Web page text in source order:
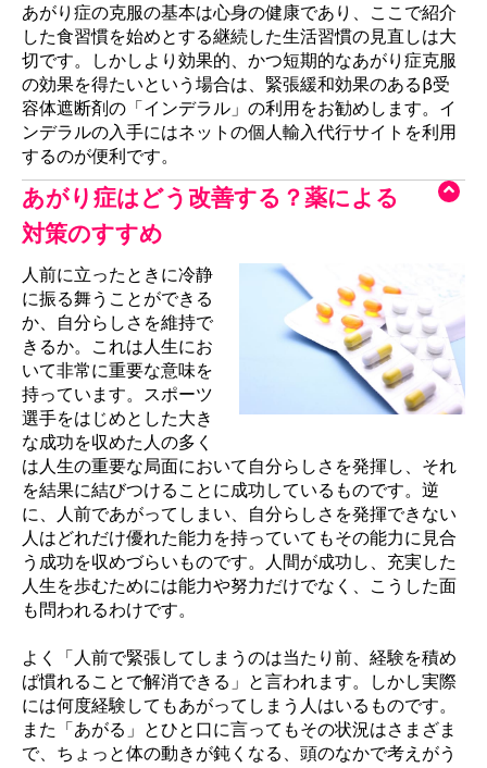
あがり症の克服の基本は心身の健康であり、ここで紹介
した食習慣を始めとする継続した生活習慣の見直しは大
切です。しかしより効果的、かつ短期的なあがり症克服
の効果を得たいという場合は、緊張緩和効果のあるβ受
容体遮断剤の「インデラル」の利用をお勧めします。イ
ンデラルの入手にはネットの個人輸入代行サイトを利用
するのが便利です。
あがり症はどう改善する？薬による
対策のすすめ
人前に立ったときに冷静
に振る舞うことができる
か、自分らしさを維持で
きるか。これは人生にお
いて非常に重要な意味を
持っています。スポーツ
選手をはじめとした大き
な成功を収めた人の多く
は人生の重要な局面において自分らしさを発揮し、それ
を結果に結びつけることに成功しているものです。逆
に、人前であがってしまい、自分らしさを発揮できない
人はどれだけ優れた能力を持っていてもその能力に見合
う成功を収めづらいものです。人間が成功し、充実した
人生を歩むためには能力や努力だけでなく、こうした面
も問われるわけです。
よく「人前で緊張してしまうのは当たり前、経験を積め
ば慣れることで解消できる」と言われます。しかし実際
には何度経験してもあがってしまう人はいるものです。
また「あがる」とひと口に言ってもその状況はさまざま
で、ちょっと体の動きが鈍くなる、頭のなかで考えがう